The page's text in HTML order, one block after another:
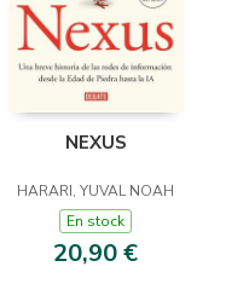
NEXUS
HARARI, YUVAL NOAH
En stock
20,90 €